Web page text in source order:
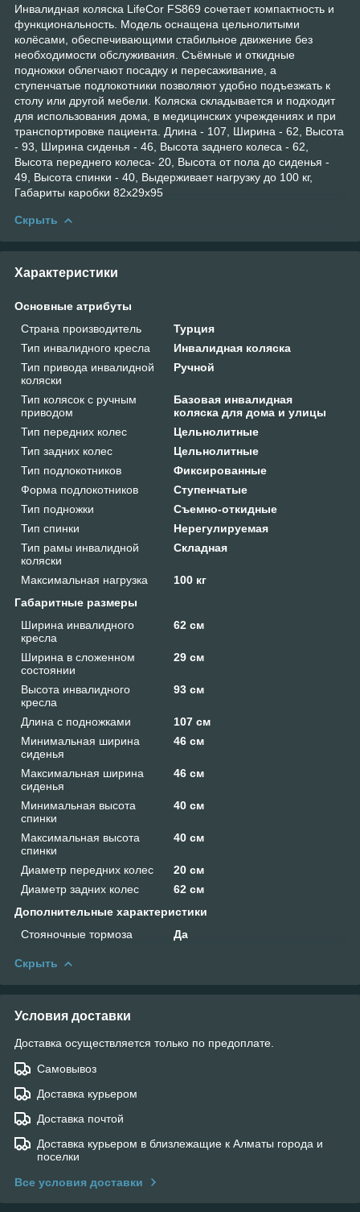
Инвалидная коляска LifeCor FS869 сочетает компактность и
функциональность. Модель оснащена цельнолитыми
колёсами, обеспечивающими стабильное движение без
необходимости обслуживания. Съёмные и откидные
подножки облегчают посадку и пересаживание, а
ступенчатые подлокотники позволяют удобно подъезжать к
столу или другой мебели. Коляска складывается и подходит
для использования дома, в медицинских учреждениях и при
транспортировке пациента. Длина - 107, Ширина - 62, Высота
- 93, Ширина сиденья - 46, Высота заднего колеса - 62,
Высота переднего колеса- 20, Высота от пола до сиденья -
49, Высота спинки - 40, Выдерживает нагрузку до 100 кг,
Габариты каробки 82х29х95
Скрыть
Характеристики
Основные атрибуты
Страна производитель
Турция
Тип инвалидного кресла
Инвалидная коляска
Тип привода инвалидной
коляски
Ручной
Тип колясок с ручным
приводом
Базовая инвалидная
коляска для дома и улицы
Тип передних колес
Цельнолитные
Тип задних колес
Цельнолитные
Тип подлокотников
Фиксированные
Форма подлокотников
Ступенчатые
Тип подножки
Съемно-откидные
Тип спинки
Нерегулируемая
Тип рамы инвалидной
коляски
Складная
Максимальная нагрузка
100 кг
Габаритные размеры
Ширина инвалидного
кресла
62 см
Ширина в сложенном
состоянии
29 см
Высота инвалидного
кресла
93 см
Длина с подножками
107 см
Минимальная ширина
сиденья
46 см
Максимальная ширина
сиденья
46 см
Минимальная высота
спинки
40 см
Максимальная высота
спинки
40 см
Диаметр передних колес
20 см
Диаметр задних колес
62 см
Дополнительные характеристики
Стояночные тормоза
Да
Скрыть
Условия доставки
Доставка осуществляется только по предоплате.
Самовывоз
Доставка курьером
Доставка почтой
Доставка курьером в близлежащие к Алматы города и
поселки
Все условия доставки